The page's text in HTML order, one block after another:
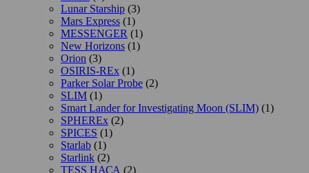
Lunar Starship (3)
Mars Express (1)
MESSENGER (1)
New Horizons (1)
Orion (3)
OSIRIS-REx (1)
Parker Solar Probe (2)
SLIM (1)
Smart Lander for Investigating Moon (SLIM) (1)
SPHEREx (2)
SPICES (1)
Starlab (1)
Starlink (2)
TESS НАСА (2)